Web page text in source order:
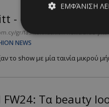
- Cruz: Σε ταινία
gr/fashion/fashion-news/brad-
NEWS
το show με μία ταινία μικρού
FW24: Τα beauty
ΕΜΦΆΝΙΣΗ
Ονοματεπώνυμο